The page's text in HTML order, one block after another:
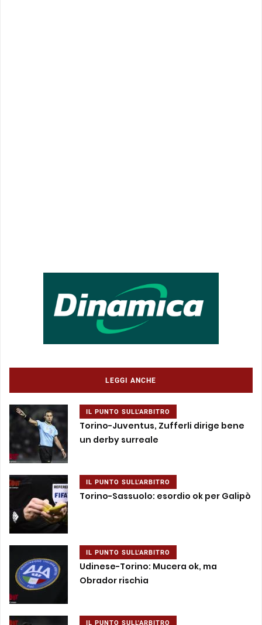
LEGGI ANCHE
IL PUNTO SULL'ARBITRO
Torino-Juventus, Zufferli dirige bene
un derby surreale
IL PUNTO SULL'ARBITRO
Torino-Sassuolo: esordio ok per Galipò
IL PUNTO SULL'ARBITRO
Udinese-Torino: Mucera ok, ma
Obrador rischia
IL PUNTO SULL'ARBITRO